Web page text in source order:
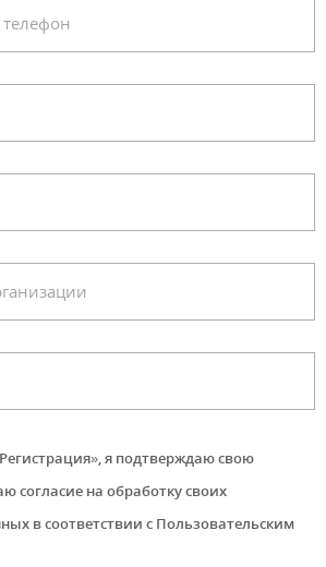
я подтверждаю свою
согласие на обработку своих
в соответствии с Пользовательским